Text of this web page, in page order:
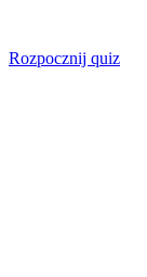
Rozpocznij quiz